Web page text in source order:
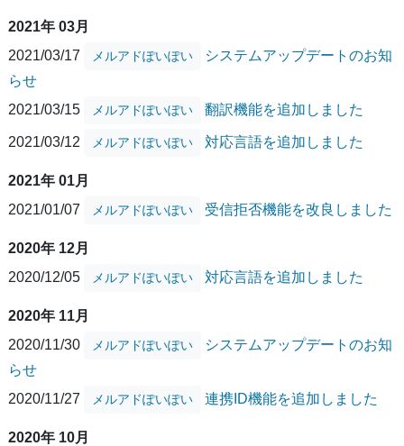
2021年 03月
2021/03/17
メルアドぽいぽい
システムアップデートのお知
らせ
2021/03/15
メルアドぽいぽい 翻訳機能を追加しました
2021/03/12 メルアドぽいぽい 対応言語を追加しました
2021年 01月
2021/01/07
メルアドぽいぽい 受信拒否機能を改良しました
2020年 12月
2020/12/05
メルアドぽいぽい 対応言語を追加しました
2020年 11月
2020/11/30
メルアドぽいぽい
システムアップデートのお知
らせ
2020/11/27
メルアドぽいぽい 連携ID機能を追加しました
2020年 10月